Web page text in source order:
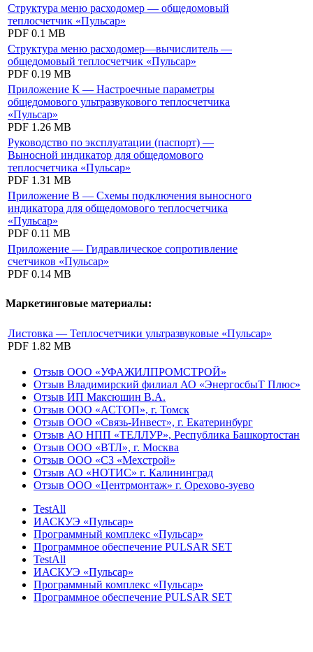
Структура меню расходомер — общедомовый
теплосчетчик «Пульсар»
PDF 0.1 MB
Структура меню расходомер—вычислитель —
общедомовый теплосчетчик «Пульсар»
PDF 0.19 MB
Приложение К — Настроечные параметры
общедомового ультразвукового теплосчетчика
«Пульсар»
PDF 1.26 MB
Руководство по эксплуатации (паспорт) —
Выносной индикатор для общедомового
теплосчетчика «Пульсар»
PDF 1.31 MB
Приложение В — Схемы подключения выносного
индикатора для общедомового теплосчетчика
«Пульсар»
PDF 0.11 MB
Приложение — Гидравлическое сопротивление
счетчиков «Пульсар»
PDF 0.14 MB
Маркетинговые материалы:
Листовка — Теплосчетчики ультразвуковые «Пульсар»
PDF 1.82 MB
Отзыв ООО «УФАЖИЛПРОМСТРОЙ»
Отзыв Владимирский филиал АО «ЭнергосбыТ Плюс»
Отзыв ИП Максюшин В.А.
Отзыв ООО «АСТОП», г. Томск
Отзыв ООО «Связь-Инвест», г. Екатеринбург
Отзыв АО НПП «ТЕЛЛУР», Республика Башкортостан
Отзыв ООО «ВТЛ», г. Москва
Отзыв ООО «СЗ «Мехстрой»
Отзыв АО «НОТИС» г. Калининград
Отзыв ООО «Центрмонтаж» г. Орехово-зуево
TestAll
ИАСКУЭ «Пульсар»
Программный комплекс «Пульсар»
Программное обеспечение PULSAR SET
TestAll
ИАСКУЭ «Пульсар»
Программный комплекс «Пульсар»
Программное обеспечение PULSAR SET